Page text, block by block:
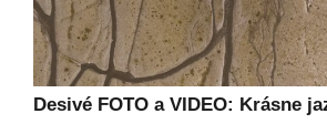
Desivé FOTO a VIDEO: Krásne